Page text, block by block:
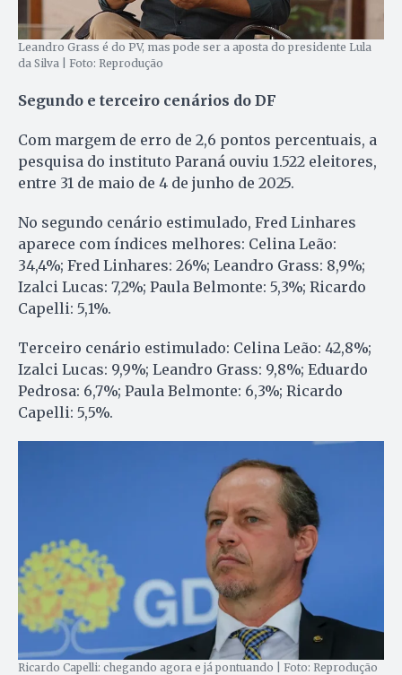
Leandro Grass é do PV, mas pode ser a aposta do presidente Lula
da Silva | Foto: Reprodução
Segundo e terceiro cenários do DF
Com margem de erro de 2,6 pontos percentuais, a
pesquisa do instituto Paraná ouviu 1.522 eleitores,
entre 31 de maio de 4 de junho de 2025.
No segundo cenário estimulado, Fred Linhares
aparece com índices melhores: Celina Leão:
34,4%; Fred Linhares: 26%; Leandro Grass: 8,9%;
Izalci Lucas: 7,2%; Paula Belmonte: 5,3%; Ricardo
Capelli: 5,1%.
Terceiro cenário estimulado: Celina Leão: 42,8%;
Izalci Lucas: 9,9%; Leandro Grass: 9,8%; Eduardo
Pedrosa: 6,7%; Paula Belmonte: 6,3%; Ricardo
Capelli: 5,5%.
Ricardo Capelli: chegando agora e já pontuando | Foto: Reprodução